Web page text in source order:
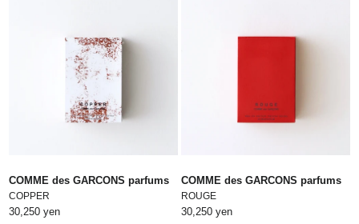
COMME des GARCONS parfums
COPPER
30,250 yen
COMME des GARCONS parfums
ROUGE
30,250 yen